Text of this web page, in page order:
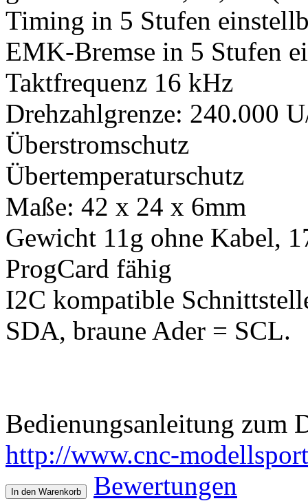
Timing in 5 Stufen
EMK-Bremse in 5 Stufen
Taktfrequenz 16 kHz
Drehzahlgrenze: 240.000
Überstromschutz
Übertemperaturschutz
Maße: 42 x 24 x 6mm
Gewicht 11g ohne Kabel,
ProgCard fähig
I2C kompatible
SDA, braune Ader = SCL.
Bedienungsanleitung zum
http://www.cnc-
In den Warenkorb Bewertungen